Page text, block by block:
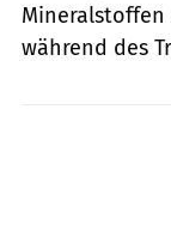
Mineralstoffen
während des